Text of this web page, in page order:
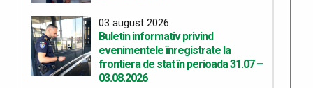
03 august 2026
Buletin informativ privind
evenimentele înregistrate la
frontiera de stat în perioada 31.07 –
03.08.2026